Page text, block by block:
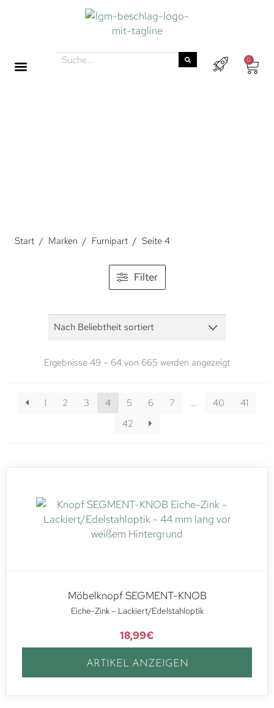
0
Start / Marken / Furnipart / Seite 4
Filter
Ergebnisse 49 – 64 von 665 werden angezeigt
1 2 3 4 5 6 7 … 40
41
42
Möbelknopf SEGMENT-KNOB
Eiche-Zink – Lackiert/Edelstahloptik
18,99€
ARTIKEL ANZEIGEN